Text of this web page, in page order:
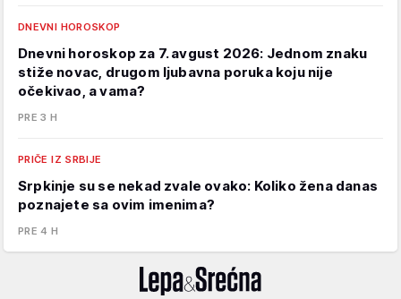
DNEVNI HOROSKOP
Dnevni horoskop za 7. avgust 2026: Jednom znaku
stiže novac, drugom ljubavna poruka koju nije
očekivao, a vama?
PRE 3 H
PRIČE IZ SRBIJE
Srpkinje su se nekad zvale ovako: Koliko žena danas
poznajete sa ovim imenima?
PRE 4 H